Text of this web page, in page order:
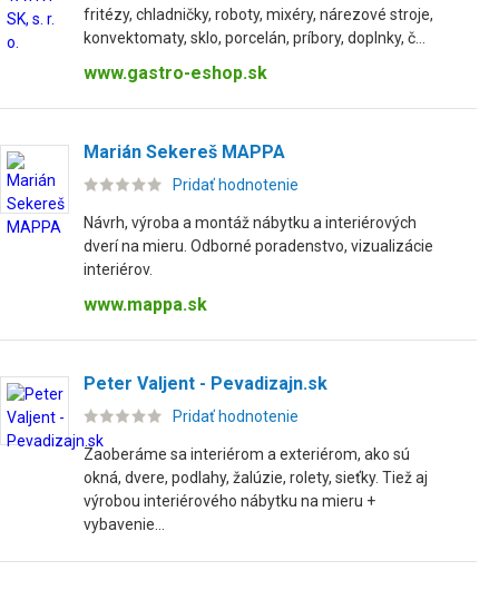
fritézy, chladničky, roboty, mixéry, nárezové stroje,
konvektomaty, sklo, porcelán, príbory, doplnky, č...
www.gastro-eshop.sk
Marián Sekereš MAPPA
Pridať hodnotenie
Návrh, výroba a montáž nábytku a interiérových
dverí na mieru. Odborné poradenstvo, vizualizácie
interiérov.
www.mappa.sk
Peter Valjent - Pevadizajn.sk
Pridať hodnotenie
Zaoberáme sa interiérom a exteriérom, ako sú
okná, dvere, podlahy, žalúzie, rolety, sieťky. Tiež aj
výrobou interiérového nábytku na mieru +
vybavenie...